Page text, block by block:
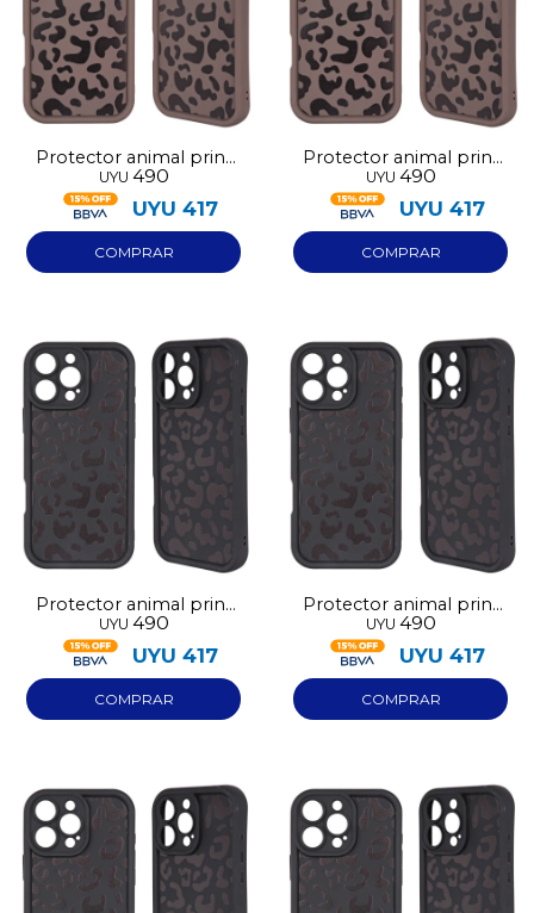
Protector animal print
marrón Iphone 16
UYU 490
UYU 417
Protector animal print
marrón Iphone 17
UYU 490
UYU 417
Protector animal print
negro Iphone 13
UYU 490
UYU 417
Protector animal print
negro Iphone 14
UYU 490
UYU 417